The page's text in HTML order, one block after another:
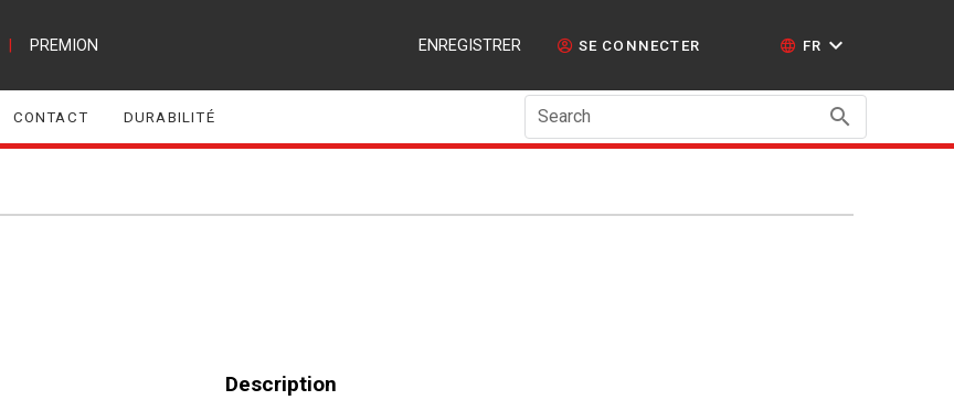
PREMION ENREGISTRER SE CONNECTER FR
CONTACT DURABILITÉ Search
Description